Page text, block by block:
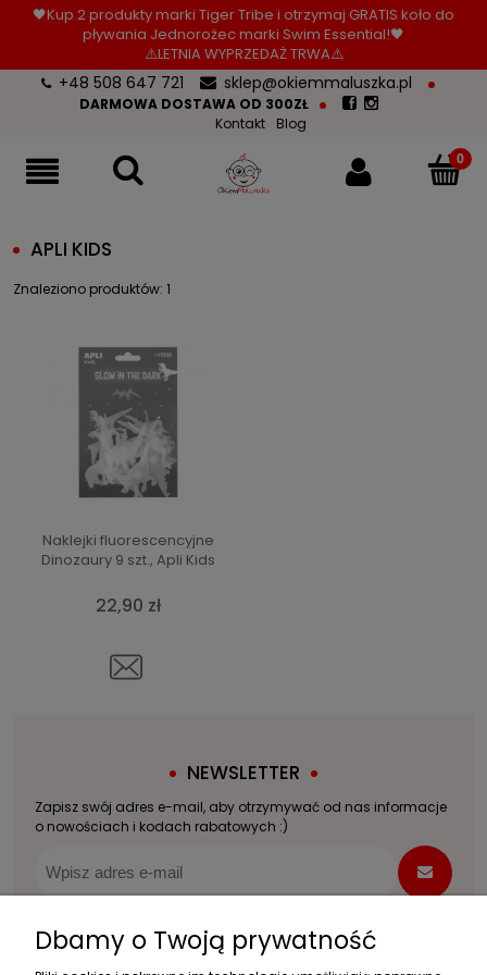
🖤Kup 2 produkty marki Tiger Tribe i otrzymaj GRATIS koło do
pływania Jednorożec marki Swim Essential!🖤
⚠️LETNIA WYPRZEDAŻ TRWA⚠️
+48 508 647 721 sklep@okiemmaluszka.pl
DARMOWA DOSTAWA OD 300ZŁ
Kontakt
Blog
APLI KIDS
Znaleziono produktów: 1
Naklejki fluorescencyjne
Dinozaury 9 szt., Apli Kids
22,90 zł
NEWSLETTER
Zapisz swój adres e-mail, aby otrzymywać od nas informacje
o nowościach i kodach rabatowych :)
Dbamy o Twoją prywatność